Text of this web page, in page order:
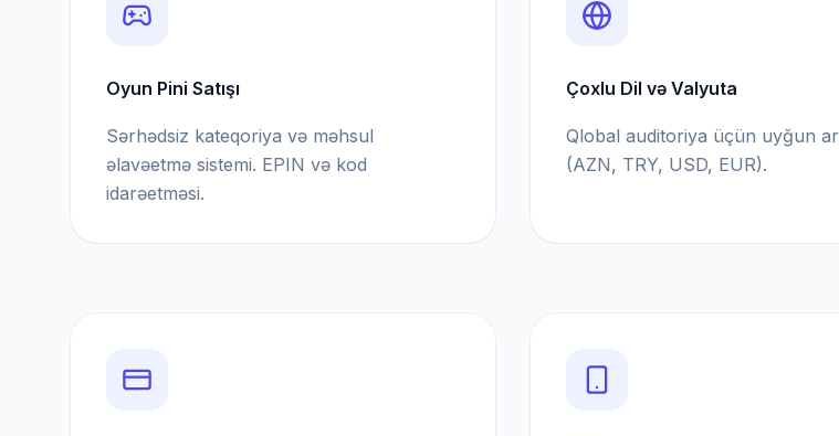
Oyun Pini Satışı
Sərhədsiz kateqoriya və məhsul
əlavəetmə sistemi. EPIN və kod
idarəetməsi.
Çoxlu Dil və Valyuta
Qlobal auditoriya üçün uyğun
(AZN, TRY, USD, EUR).